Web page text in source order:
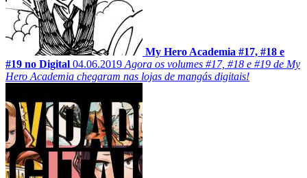
My Hero Academia #17, #18 e
#19 no Digital 04.06.2019 Agora os volumes #17, #18 e #19 de My
Hero Academia chegaram nas lojas de mangás digitais!